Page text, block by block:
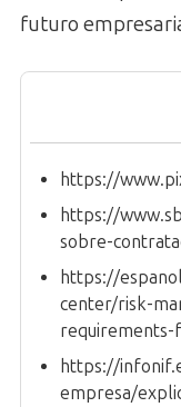
futuro
https://
https://
sobre-
https://
center/risk-
requirements-
https://
empresa/